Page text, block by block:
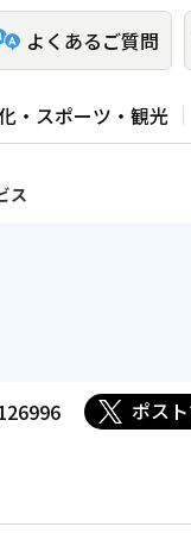
よくあるご質問
・スポーツ・観光
ス
ポス